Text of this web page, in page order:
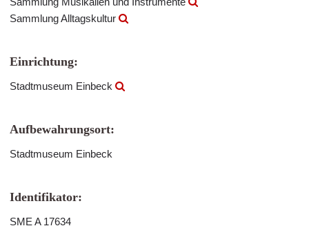
Sammlung Alltagskultur
Einrichtung:
Stadtmuseum Einbeck
Aufbewahrungsort:
Stadtmuseum Einbeck
Identifikator:
SME A 17634